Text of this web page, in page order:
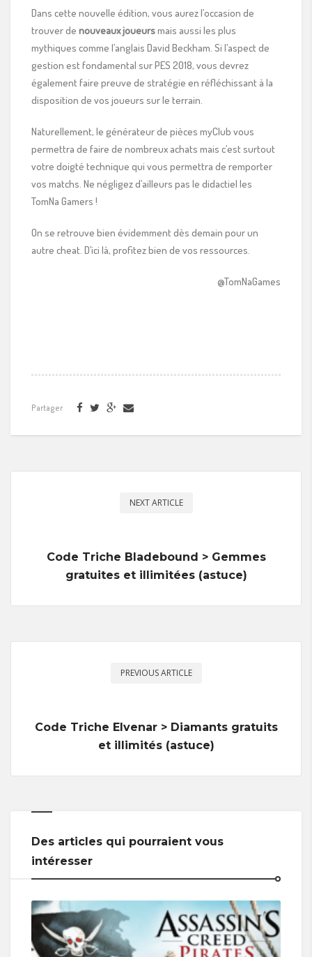
Dans cette nouvelle édition, vous aurez l’occasion de
trouver de nouveaux joueursmais aussi les plus
mythiques comme l’anglais David Beckham. Si l’aspect de
gestion est fondamental sur PES 2018, vous devrez
également faire preuve de stratégie en réfléchissant à la
disposition de vos joueurs sur le terrain.
Naturellement, le générateur de pièces myClub vous
permettra de faire de nombreux achats mais c’est surtout
votre doigté technique qui vous permettra de remporter
vos matchs. Ne négligez d’ailleurs pas le didactiel les
TomNa Gamers !
On se retrouve bien évidemment dès demain pour un
autre cheat. D’ici là, profitez bien de vos ressources.
@TomNaGames
Partager
NEXT ARTICLE
Code Triche Bladebound > Gemmes
gratuites et illimitées (astuce)
PREVIOUS ARTICLE
Code Triche Elvenar > Diamants gratuits
et illimités (astuce)
Des articles qui pourraient vous
intéresser